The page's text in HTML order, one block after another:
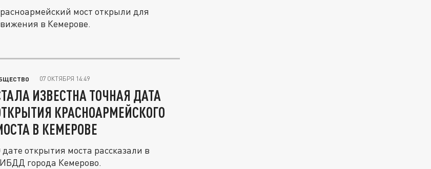
мост открыли для
в Кемерове.
07 ОКТЯБРЯ 14:49
ИЗВЕСТНА ТОЧНАЯ ДАТА
КРАСНОАРМЕЙСКОГО
В КЕМЕРОВЕ
дате открытия моста рассказали в
города Кемерово.